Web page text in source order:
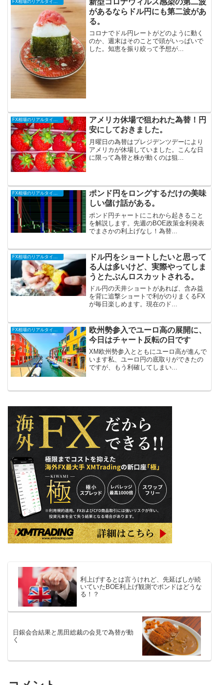
があるならドル円にも第二波があ
る。
コロナでドル円レートがどのように動く
のか、週末はそのことで頭がいっぱいで
した。知恵を振り絞って予想が...
FX相場のリアルタイム情報
アメリカ休場で狙われた為替！円
安にしておきました。
月曜日の為替はプレジデンツデーにより
アメリカが休場していました。こんな日
に限って為替と株が動くのは狙...
FX相場のリアルタイム情報
ポンド円をロングするだけの美味
しい儲け話がある。
ポンド円チャートにこれから起きること
を解説します。先週のBOE政策金利発表
でまさかの利上げなし！為替...
ドル円をショートしたいと思って
る人は多いけど、実際やってしま
うとたぶんロスカットされる。
ドル円の天井ショートがあれば、含み益
を背に追撃ショートで利がのりまくるFX
が毎日楽しめます。現在のド...
欧州勢参入でユーロ高の展開に、
今日はチャート反転の日です
XM欧州勢参入とともにユーロ高が進んで
います私、ユーロ円の底取りができたの
ですが、もう利確してしまい...
利上げするとは言うけれど、先延ばしが続
いていたBOE利上げ観測でポンドはどうな
る！？
日銀会合結果と黒田総裁の会見で為替が動
く